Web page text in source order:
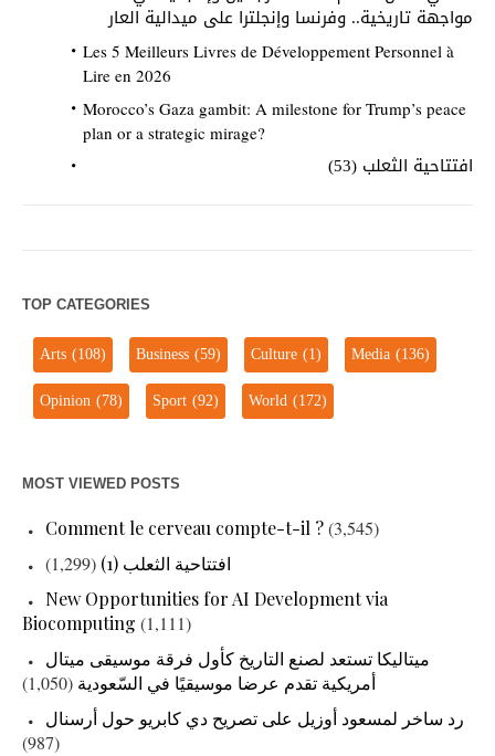
مواجهة تاريخية.. وفرنسا وإنجلترا على ميدالية العار
Les 5 Meilleurs Livres de Développement Personnel à
Lire en 2026
Morocco’s Gaza gambit: A milestone for Trump’s peace
plan or a strategic mirage?
افتتاحية الثعلب (53)
TOP CATEGORIES
Arts(108) Business(59) Culture(1) Media(136)
Opinion(78) Sport(92) World(172)
MOST VIEWED POSTS
Comment le cerveau compte-t-il ?(3,545)
افتتاحية الثعلب (1)
(1,299)
New Opportunities for AI Development via
Biocomputing (1,111)
ميتاليكا تستعد لصنع التاريخ كأول فرقة موسيقى ميتال
أمريكية تقدم عرضا موسيقيًا في السّعودية (1,050)
رد ساخر لمسعود أوزيل على تصريح دي كابريو حول أرسنال
(987)